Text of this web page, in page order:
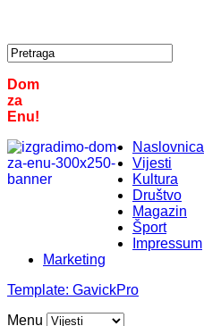
Dom
za
Enu!
Naslovnica
Vijesti
Kultura
Društvo
Magazin
Šport
Impressum
Marketing
Template: GavickPro
Menu